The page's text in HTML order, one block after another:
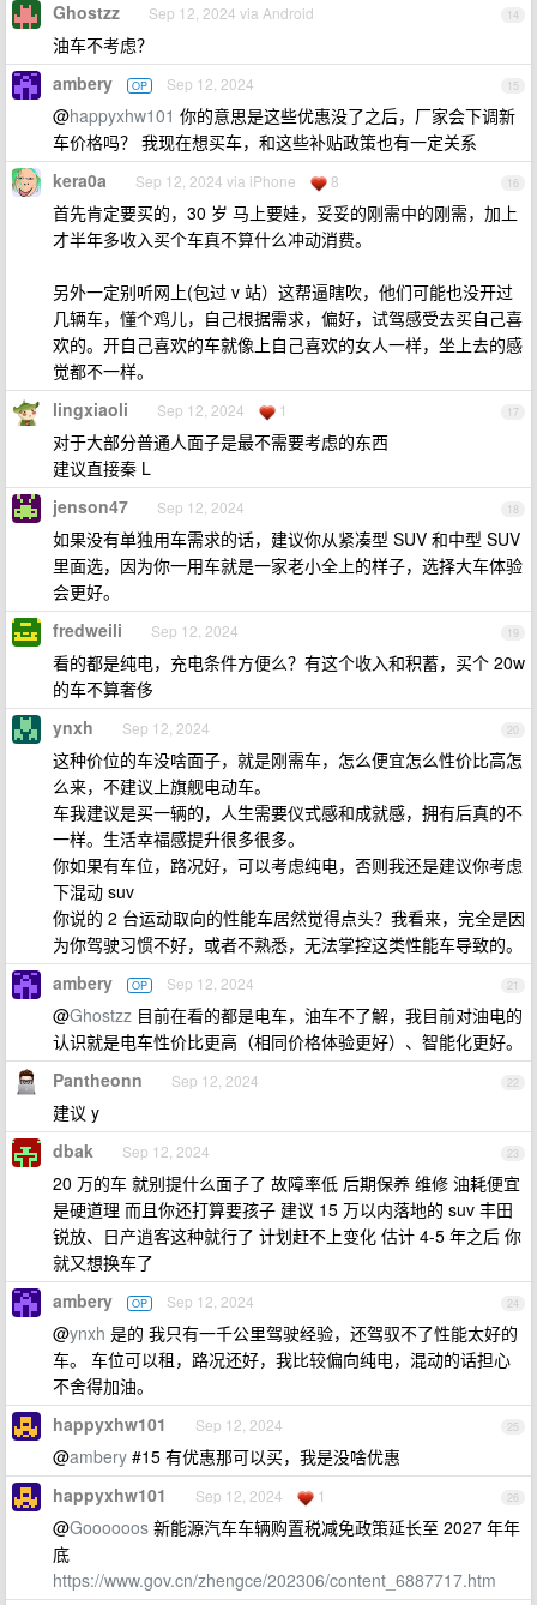
14
Ghostzz Sep 12, 2024 via Android
油车不考虑？
15
ambery OP Sep 12, 2024
@happyxhw101 你的意思是这些优惠没了之后，厂家会下调新
车价格吗？ 我现在想买车，和这些补贴政策也有一定关系
16
kera0a Sep 12, 2024 via iPhone 8
首先肯定要买的，30 岁 马上要娃，妥妥的刚需中的刚需，加上
才半年多收入买个车真不算什么冲动消费。
另外一定别听网上(包过 v 站）这帮逼瞎吹，他们可能也没开过
几辆车，懂个鸡儿，自己根据需求，偏好，试驾感受去买自己喜
欢的。开自己喜欢的车就像上自己喜欢的女人一样，坐上去的感
觉都不一样。
17
lingxiaoli Sep 12, 2024 1
对于大部分普通人面子是最不需要考虑的东西
建议直接秦 L
18
jenson47 Sep 12, 2024
如果没有单独用车需求的话，建议你从紧凑型 SUV 和中型 SUV
里面选，因为你一用车就是一家老小全上的样子，选择大车体验
会更好。
19
fredweili Sep 12, 2024
看的都是纯电，充电条件方便么？有这个收入和积蓄，买个 20w
的车不算奢侈
20
ynxh Sep 12, 2024
这种价位的车没啥面子，就是刚需车，怎么便宜怎么性价比高怎
么来，不建议上旗舰电动车。
车我建议是买一辆的，人生需要仪式感和成就感，拥有后真的不
一样。生活幸福感提升很多很多。
你如果有车位，路况好，可以考虑纯电，否则我还是建议你考虑
下混动 suv
你说的 2 台运动取向的性能车居然觉得点头？我看来，完全是因
为你驾驶习惯不好，或者不熟悉，无法掌控这类性能车导致的。
21
ambery OP Sep 12, 2024
@Ghostzz 目前在看的都是电车，油车不了解，我目前对油电的
认识就是电车性价比更高（相同价格体验更好）、智能化更好。
22
Pantheonn Sep 12, 2024
建议 y
23
dbak Sep 12, 2024
20 万的车 就别提什么面子了 故障率低 后期保养 维修 油耗便宜
是硬道理 而且你还打算要孩子 建议 15 万以内落地的 suv 丰田
锐放、日产逍客这种就行了 计划赶不上变化 估计 4-5 年之后 你
就又想换车了
24
ambery OP Sep 12, 2024
@ynxh 是的 我只有一千公里驾驶经验，还驾驭不了性能太好的
车。 车位可以租，路况还好，我比较偏向纯电，混动的话担心
不舍得加油。
25
happyxhw101 Sep 12, 2024
@ambery #15 有优惠那可以买，我是没啥优惠
26
happyxhw101 Sep 12, 2024 1
@Goooooos 新能源汽车车辆购置税减免政策延长至 2027 年年
底
https://www.gov.cn/zhengce/202306/content_6887717.htm